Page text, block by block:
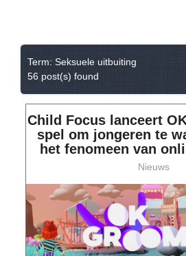
Term: Seksuele uitbuiting
56 post(s) found
Child Focus lanceert
spel om jongeren te
het fenomeen van
Nieuws